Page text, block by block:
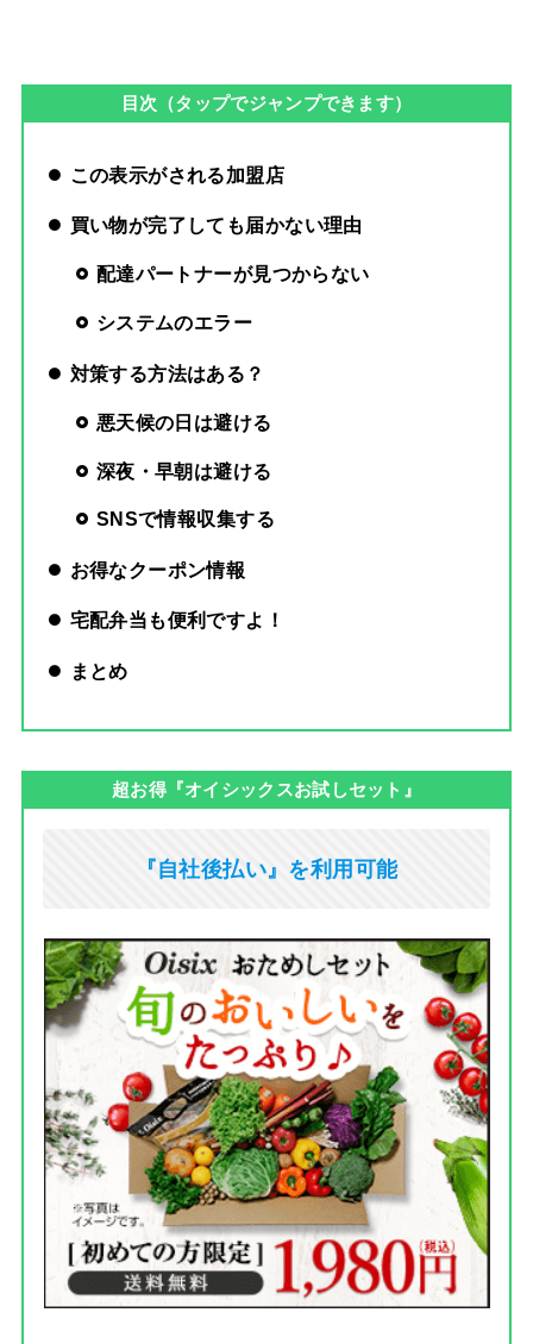
目次（タップでジャンプできます）
この表示がされる加盟店
買い物が完了しても届かない理由
配達パートナーが見つからない
システムのエラー
対策する方法はある？
悪天候の日は避ける
深夜・早朝は避ける
SNSで情報収集する
お得なクーポン情報
宅配弁当も便利ですよ！
まとめ
超お得『オイシックスお試しセット』
『自社後払い』を利用可能